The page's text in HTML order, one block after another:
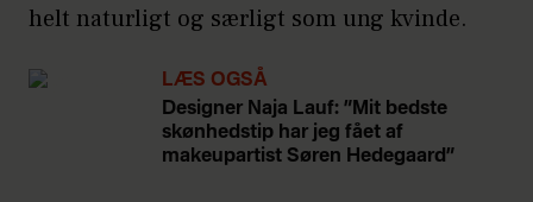
helt naturligt og særligt som ung kvinde.
LÆS OGSÅ
Designer Naja Lauf: ”Mit bedste
skønhedstip har jeg fået af
makeupartist Søren Hedegaard”